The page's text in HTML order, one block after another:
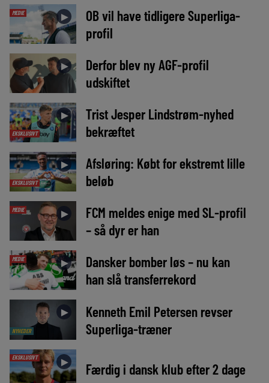
MEDIE ►
OB vil have tidligere Superliga-
profil
►
Derfor blev ny AGF-profil
udskiftet
EKSKLUSIVT
►
Trist Jesper Lindstrøm-nyhed
bekræftet
EKSKLUSIVT
►
Afsløring: Købt for ekstremt lille
beløb
MEDIE ►
FCM meldes enige med SL-profil
– så dyr er han
MEDIE ►
Dansker bomber løs – nu kan
han slå transferrekord
NYHEDER
►
Kenneth Emil Petersen revser
Superliga-træner
EKSKLUSIVT ► Færdig i dansk klub efter 2 dage